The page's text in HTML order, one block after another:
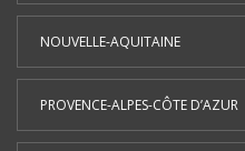
NOUVELLE-AQUITAINE
PROVENCE-ALPES-CÔTE D’AZUR